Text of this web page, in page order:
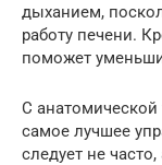
дыханием,
работу печени.
поможет
С
самое лучшее
следует не